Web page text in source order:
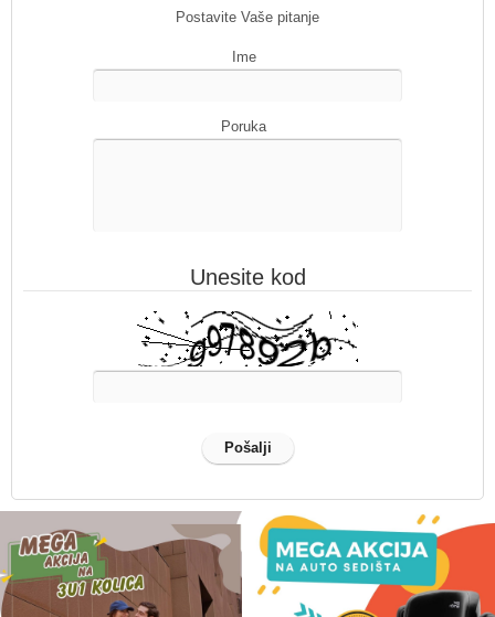
Postavite Vaše pitanje
Ime
Poruka
Unesite kod